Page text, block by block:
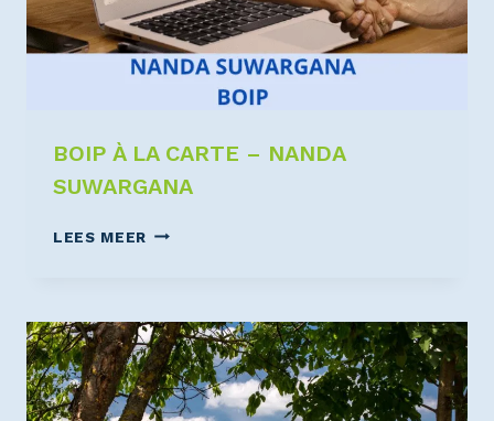
BOIP À LA CARTE – NANDA
SUWARGANA
LEES MEER